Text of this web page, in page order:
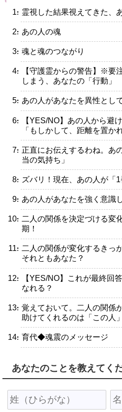
・霊視した結果視えてきた、
・あの人の魂
・魂と魂のつながり
・【守護霊からの警告】※要
しまう、あなたの「行動」
・あの人があなたを異性とし
・【YES/NO】あの人から避
「もしかして、距離を置か
・正直にお伝えするわね。あ
当の気持ち」
・ズバリ！現在、あの人が「
・あの人があなたを強く意識
・二人の関係を決定づける変
期！
・二人の関係が変化するきっ
それともあなた？
・【YES/NO】これが最終回
なれる？
・覚えておいて。二人の関係
助けてくれるのは「この人」
・育代◆魂震のメッセージ
あなたのことを教えてく